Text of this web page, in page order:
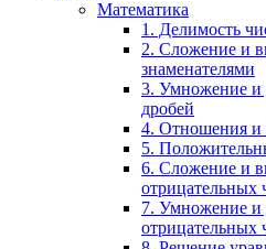
Математика
1. Делимость
2. Сложение и
знаменателями
3. Умножение и
дробей
4. Отношения и
5.
6. Сложение и
отрицательных
7. Умножение и
отрицательных